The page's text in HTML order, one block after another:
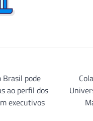
Brasil pode
ao perfil dos
executivos